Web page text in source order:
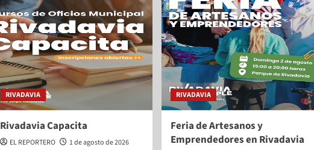
RIVADAVIA
Rivadavia Capacita
EL REPORTERO 1 de agosto de 2026
RIVADAVIA
Feria de Artesanos y
Emprendedores en Rivadavia